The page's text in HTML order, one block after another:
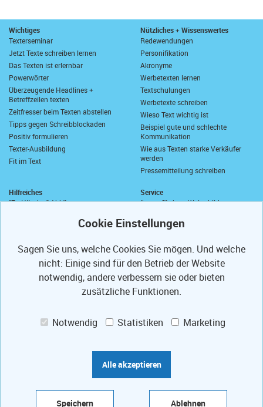
Wichtiges
Texterseminar
Jetzt Texte schreiben lernen
Das Texten ist erlernbar
Powerwörter
Überzeugende Headlines +
Betreffzeilen texten
Zeitfresser beim Texten abstellen
Tipps gegen Schreibblockaden
Positiv formulieren
Texter-Ausbildung
Fit im Text
Nützliches + Wissenswertes
Redewendungen
Personifikation
Akronyme
Werbetexten lernen
Textschulungen
Werbetexte schreiben
Wieso Text wichtig ist
Beispiel gute und schlechte
Kommunikation
Wie aus Texten starke Verkäufer
werden
Pressemitteilung schreiben
Hilfreiches
"Zu Händen" Abkürzung
Wie schreibt man "wie viel"?
Längstes deutsches Wort
Anrede in E-Mails
Anschriften und Anreden
Mit freundlichen Grüßen
Ihre Code-Card
Service
Ihre geförderte Weiterbildung
Ihre Texterfibel
Homepage-Test
Muster-Widerrufsformular
Partner
Referenzen
Jobs
Werkstudent*in (m/w/d) Informatik
/ IT
Sagen Sie uns, welche Cookies Sie mögen. Und welche
nicht: Einige sind für den Betrieb der Website
notwendig, andere verbessern sie oder bieten
zusätzliche Funktionen.
Notwendig Statistiken Marketing
Alle akzeptieren
Speichern Ablehnen